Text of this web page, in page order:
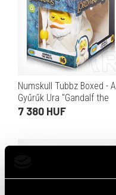
Numskull Tubbz Boxed - A
Gyűrűk Ura "Gandalf the
White" gumikacsa
7 380 HUF